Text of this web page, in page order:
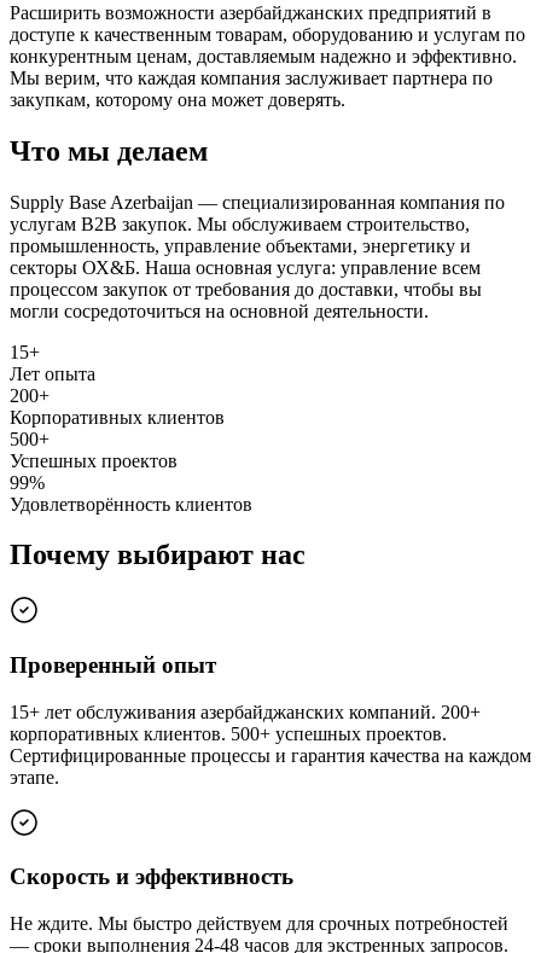
Расширить возможности азербайджанских предприятий в
доступе к качественным товарам, оборудованию и услугам по
конкурентным ценам, доставляемым надежно и эффективно.
Мы верим, что каждая компания заслуживает партнера по
закупкам, которому она может доверять.
Что мы делаем
Supply Base Azerbaijan — специализированная компания по
услугам B2B закупок. Мы обслуживаем строительство,
промышленность, управление объектами, энергетику и
секторы ОХ&Б. Наша основная услуга: управление всем
процессом закупок от требования до доставки, чтобы вы
могли сосредоточиться на основной деятельности.
15+
Лет опыта
200+
Корпоративных клиентов
500+
Успешных проектов
99%
Удовлетворённость клиентов
Почему выбирают нас
Проверенный опыт
15+ лет обслуживания азербайджанских компаний. 200+
корпоративных клиентов. 500+ успешных проектов.
Сертифицированные процессы и гарантия качества на каждом
этапе.
Скорость и эффективность
Не ждите. Мы быстро действуем для срочных потребностей
— сроки выполнения 24-48 часов для экстренных запросов.